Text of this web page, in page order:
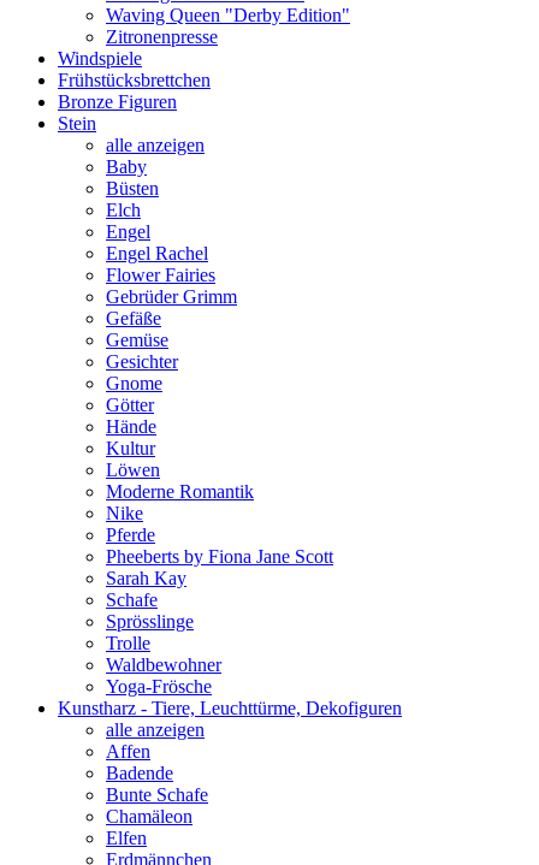
Waving Queen "Derby Edition"
Zitronenpresse
Windspiele
Frühstücksbrettchen
Bronze Figuren
Stein
alle anzeigen
Baby
Büsten
Elch
Engel
Engel Rachel
Flower Fairies
Gebrüder Grimm
Gefäße
Gemüse
Gesichter
Gnome
Götter
Hände
Kultur
Löwen
Moderne Romantik
Nike
Pferde
Pheeberts by Fiona Jane Scott
Sarah Kay
Schafe
Sprösslinge
Trolle
Waldbewohner
Yoga-Frösche
Kunstharz - Tiere, Leuchttürme, Dekofiguren
alle anzeigen
Affen
Badende
Bunte Schafe
Chamäleon
Elfen
Erdmännchen